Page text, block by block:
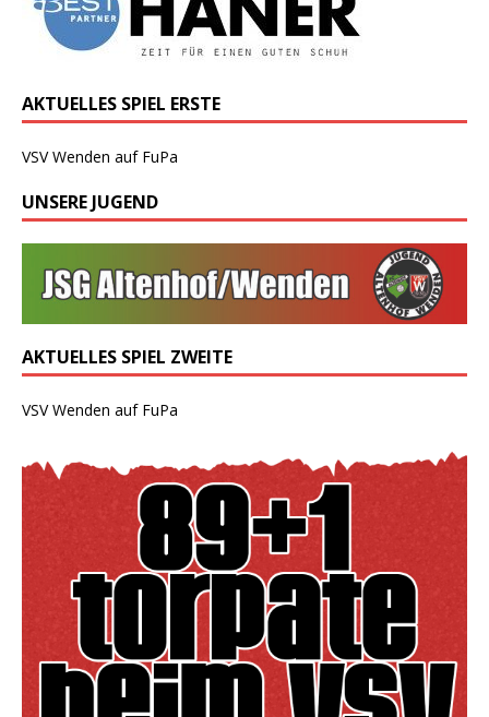
AKTUELLES SPIEL ERSTE
VSV Wenden auf FuPa
UNSERE JUGEND
AKTUELLES SPIEL ZWEITE
VSV Wenden auf FuPa